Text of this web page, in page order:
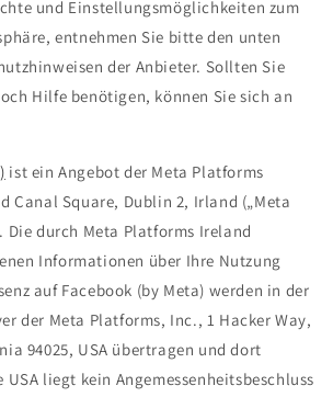
und Einstellungsmöglichkeiten zum
entnehmen Sie bitte den unten
der Anbieter. Sollten Sie
Hilfe benötigen, können Sie sich an
ist ein Angebot der Meta Platforms
Canal Square, Dublin 2, Irland („Meta
Die durch Meta Platforms Ireland
Informationen über Ihre Nutzung
auf Facebook (by Meta) werden in der
der Meta Platforms, Inc., 1 Hacker Way,
94025, USA übertragen und dort
USA liegt kein Angemessenheitsbeschluss